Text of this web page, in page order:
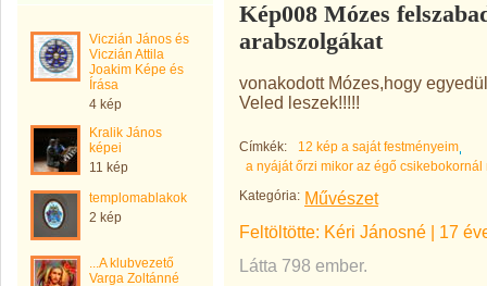
Viczián János és
Viczián Attila
Joakim Képe és
Írása
4 kép
Kralik János
képei
11 kép
templomablakok
2 kép
...A klubvezető
Varga Zoltánné
Kép008 Mózes
arabszolgákat
vonakodott Mózes,hogy
Veled leszek!!!!!
Címkék:
12 kép a saját festményeim
a nyáját őrzi mikor az égő
Kategória: Művészet
Feltöltötte: Kéri Jánosné | 17
Látta 798 ember.